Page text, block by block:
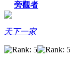
旁觀者
天下一家